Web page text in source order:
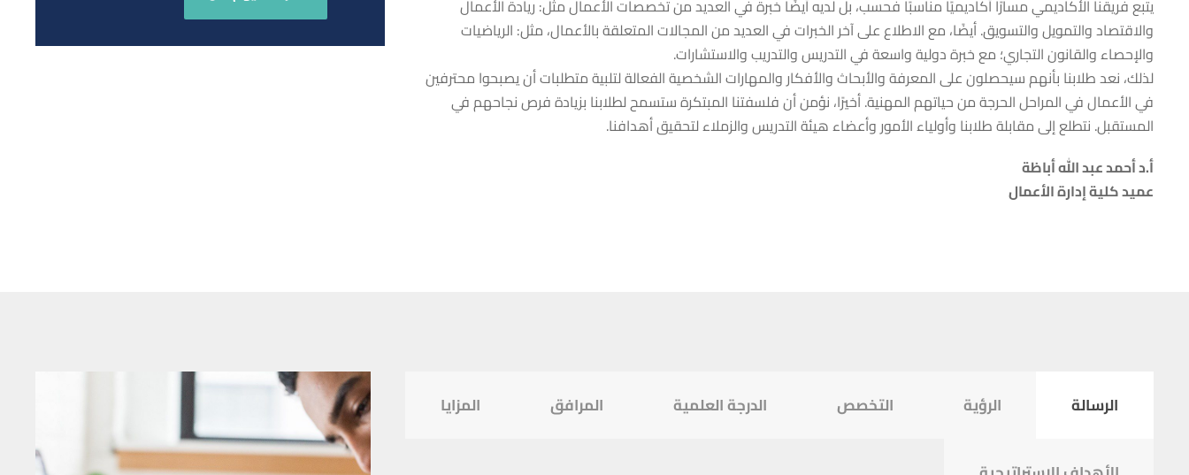
يتبع فريقنا الأكاديمي مسارًا أكاديميًا مناسبًا فحسب، بل لديه أيضًا خبرة في العديد من تخصصات الأعمال مثل: ريادة الأعمال
والاقتصاد والتمويل والتسويق. أيضًا، مع الاطلاع على آخر الخبرات في العديد من المجالات المتعلقة بالأعمال، مثل: الرياضيات
والإحصاء والقانون التجاري؛ مع خبرة دولية واسعة في التدريس والتدريب والاستشارات.
لذلك، نعد طلابنا بأنهم سيحصلون على المعرفة والأبحاث والأفكار والمهارات الشخصية الفعالة لتلبية متطلبات أن يصبحوا محترفين
في الأعمال في المراحل الحرجة من حياتهم المهنية. أخيرًا، نؤمن أن فلسفتنا المبتكرة ستسمح لطلابنا بزيادة فرص نجاحهم في
المستقبل. نتطلع إلى مقابلة طلابنا وأولياء الأمور وأعضاء هيئة التدريس والزملاء لتحقيق أهدافنا.
أ.د أحمد عبد الله أباظة
عميد كلية إدارة الأعمال
الرسالة الرؤية التخصص الدرجة العلمية المرافق المزايا